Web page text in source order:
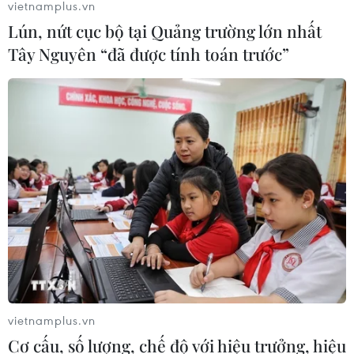
Nhà Trắng sẽ xem xét lại thỏa thuận Giai
đoạn 1 với Trung Quốc
Thư ký báo chí Nhà Trắng Jen Psaki ngày 29/1 cho biết
Chính quyền của Tổng thống Joe Biden sẽ xem xét tất
cả các biện pháp đảm bảo an ninh quốc gia mà cựu
Tổng thống Donald Trump đưa ra.
vietnamplus.vn
Lún, nứt cục bộ tại Quảng trường lớn nhất
Tây Nguyên “đã được tính toán trước”
vietnamplus.vn
Cơ cấu, số lượng, chế độ với hiệu trưởng, hiệu